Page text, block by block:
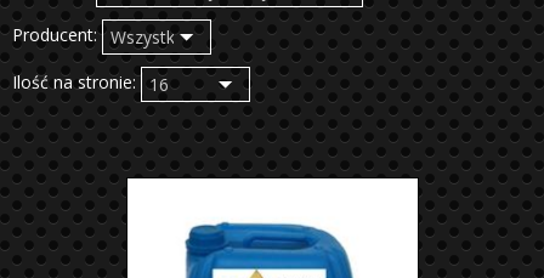
Producent:
Ilość na stronie: